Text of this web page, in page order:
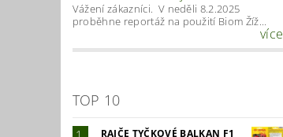
Vážení zákazníci. V neděli 8.2.2025
proběhne reportáž na použití Biom Žíž...
více
TOP 10
RAJČE TYČKOVÉ BALKAN F1